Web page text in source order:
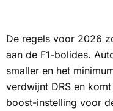
De regels voor 2026
aan de F1-bolides.
smaller en het
verdwijnt DRS en
boost-instelling voor